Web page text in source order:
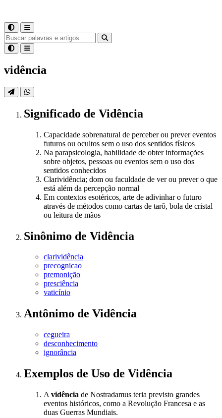
vidência
Significado de Vidência
Capacidade sobrenatural de perceber ou prever eventos
futuros ou ocultos sem o uso dos sentidos físicos
Na parapsicologia, habilidade de obter informações
sobre objetos, pessoas ou eventos sem o uso dos
sentidos conhecidos
Clarividência; dom ou faculdade de ver ou prever o que
está além da percepção normal
Em contextos esotéricos, arte de adivinhar o futuro
através de métodos como cartas de tarô, bola de cristal
ou leitura de mãos
Sinônimo de Vidência
clarividência
precognicao
premonição
presciência
vaticínio
Antônimo de Vidência
cegueira
desconhecimento
ignorância
Exemplos de Uso de Vidência
A vidência de Nostradamus teria previsto grandes
eventos históricos, como a Revolução Francesa e as
duas Guerras Mundiais.